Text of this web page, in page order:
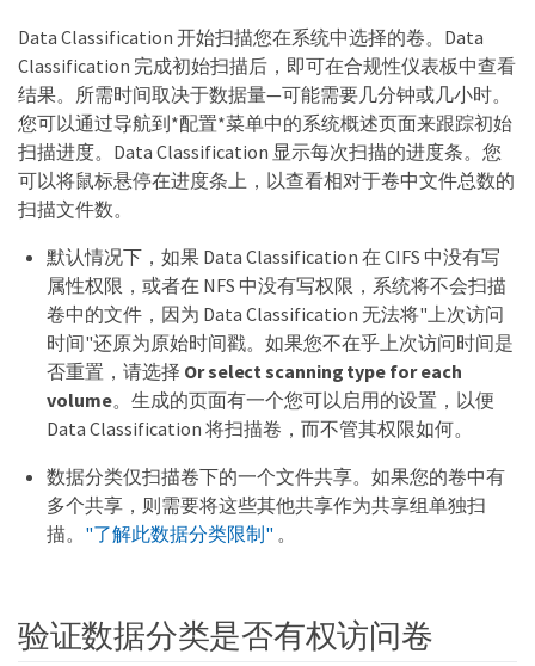
Data Classification 开始扫描您在系统中选择的卷。Data
Classification 完成初始扫描后，即可在合规性仪表板中查看
结果。所需时间取决于数据量—​可能需要几分钟或几小时。
您可以通过导航到*配置*菜单中的系统概述页面来跟踪初始
扫描进度。Data Classification 显示每次扫描的进度条。您
可以将鼠标悬停在进度条上，以查看相对于卷中文件总数的
扫描文件数。
默认情况下，如果 Data Classification 在 CIFS 中没有写
属性权限，或者在 NFS 中没有写权限，系统将不会扫描
卷中的文件，因为 Data Classification 无法将"上次访问
时间"还原为原始时间戳。如果您不在乎上次访问时间是
否重置，请选择 Or select scanning type for each
volume。生成的页面有一个您可以启用的设置，以便
Data Classification 将扫描卷，而不管其权限如何。
数据分类仅扫描卷下的一个文件共享。如果您的卷中有
多个共享，则需要将这些其他共享作为共享组单独扫
描。 "了解此数据分类限制" 。
验证数据分类是否有权访问卷